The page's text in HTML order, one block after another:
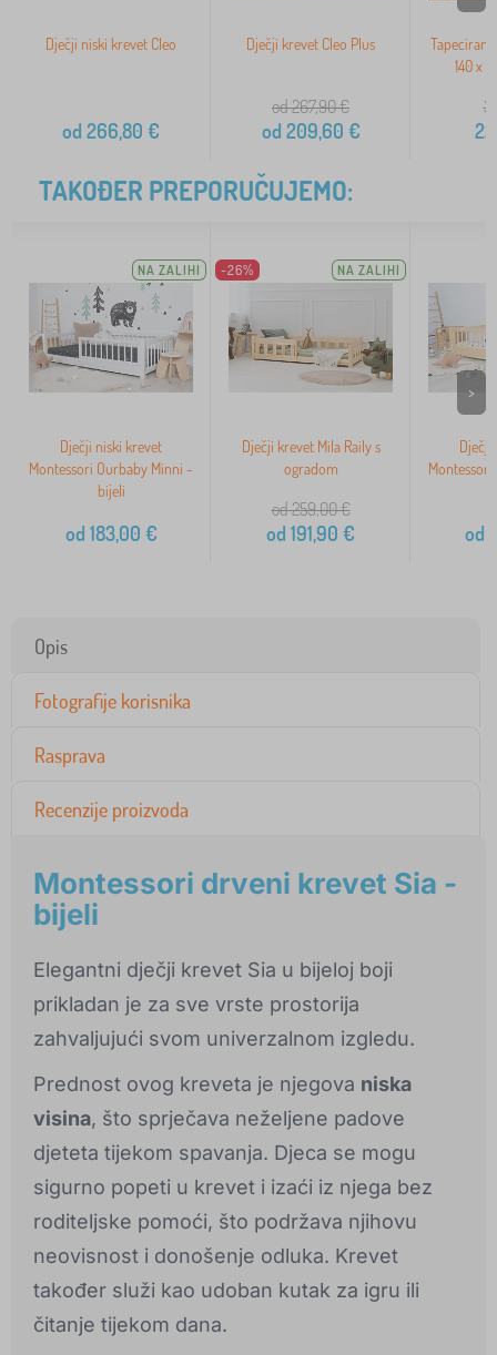
Dječji niski krevet Cleo
od 266,80 €
Dječji krevet Cleo Plus
od 267,90€
od 209,60 €
Tapecirani
140 x
TAKOĐER PREPORUČUJEMO:
NA ZALIHI
Dječji niski krevet
Montessori Ourbaby Minni -
bijeli
od 183,00 €
-26% NA ZALIHI
Dječji krevet Mila Raily s
ogradom
od 259,00€
od 191,90 €
Dječji
od
>
Opis
Fotografije korisnika
Rasprava
Recenzije proizvoda
Montessori drveni krevet Sia -
bijeli
Elegantni dječji krevet Sia u bijeloj boji
prikladan je za sve vrste prostorija
zahvaljujući svom univerzalnom izgledu.
Prednost ovog kreveta je njegova niska
visina, što sprječava neželjene padove
djeteta tijekom spavanja. Djeca se mogu
sigurno popeti u krevet i izaći iz njega bez
roditeljske pomoći, što podržava njihovu
neovisnost i donošenje odluka. Krevet
također služi kao udoban kutak za igru ili
čitanje tijekom dana.